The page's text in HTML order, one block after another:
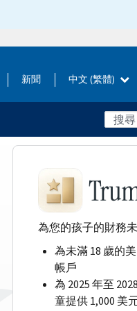
新聞 中文 (繁體)
為您的孩子的財務
為未滿 18 歲的
帳戶
為 2025 年至
童提供 1,000 美